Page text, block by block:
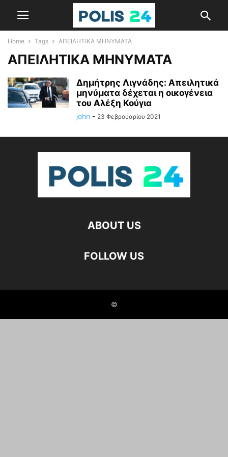
Home Tags ΑΠΕΙΛΗΤΙΚΑ ΜΗΝΥΜΑΤΑ
ΑΠΕΙΛΗΤΙΚΑ ΜΗΝΥΜΑΤΑ
Δημήτρης Λιγνάδης: Απειλητικά
μηνύματα δέχεται η οικογένεια
του Αλέξη Κούγια
john - 23 Φεβρουαρίου 2021
ABOUT US
FOLLOW US
©